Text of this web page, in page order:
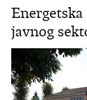
javnog